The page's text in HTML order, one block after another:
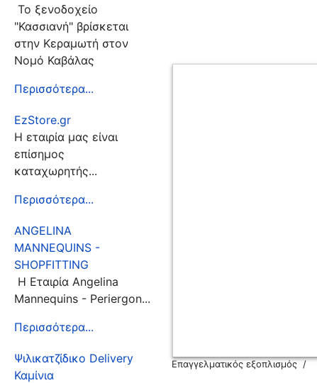
Το ξενοδοχείο
"Κασσιανή" βρίσκεται
στην Κεραμωτή στον
Νομό Καβάλας
Περισσότερα...
EzStore.gr
Η εταιρία μας είναι
επίσημος
καταχωρητής...
Περισσότερα...
ANGELINA
MANNEQUINS -
SHOPFITTING
Η Εταιρία Angelina
Mannequins - Periergon...
Περισσότερα...
Ψιλικατζίδικο Delivery
Καμίνια
Επαγγελματικός εξοπλισμός